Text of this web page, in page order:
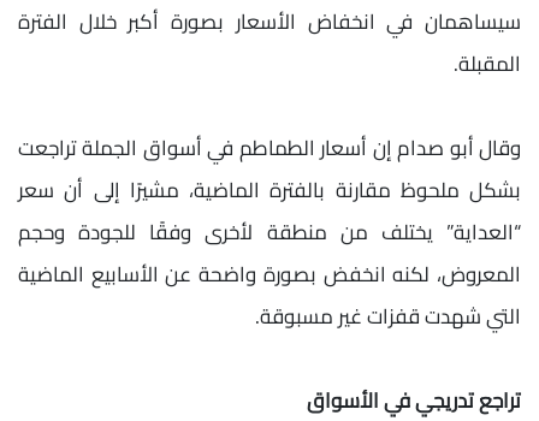
سيساهمان في انخفاض الأسعار بصورة أكبر خلال الفترة
المقبلة.
وقال أبو صدام إن أسعار الطماطم في أسواق الجملة تراجعت
بشكل ملحوظ مقارنة بالفترة الماضية، مشيرًا إلى أن سعر
“العداية” يختلف من منطقة لأخرى وفقًا للجودة وحجم
المعروض، لكنه انخفض بصورة واضحة عن الأسابيع الماضية
التي شهدت قفزات غير مسبوقة.
تراجع تدريجي في الأسواق